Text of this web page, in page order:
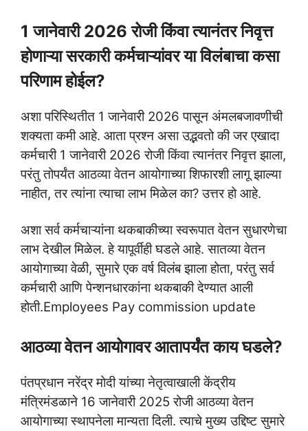
1 जानेवारी 2026 रोजी किंवा त्यानंतर निवृत्त
होणाऱ्या सरकारी कर्मचाऱ्यांवर या विलंबाचा कसा
परिणाम होईल?
अशा परिस्थितीत 1 जानेवारी 2026 पासून अंमलबजावणीची
शक्यता कमी आहे. आता प्रश्न असा उद्भवतो की जर एखादा
कर्मचारी 1 जानेवारी 2026 रोजी किंवा त्यानंतर निवृत्त झाला,
परंतु तोपर्यंत आठव्या वेतन आयोगाच्या शिफारशी लागू झाल्या
नाहीत, तर त्यांना त्याचा लाभ मिळेल का? उत्तर हो आहे.
अशा सर्व कर्मचाऱ्यांना थकबाकीच्या स्वरूपात वेतन सुधारणेचा
लाभ देखील मिळेल. हे यापूर्वीही घडले आहे. सातव्या वेतन
आयोगाच्या वेळी, सुमारे एक वर्ष विलंब झाला होता, परंतु सर्व
कर्मचारी आणि पेन्शनधारकांना थकबाकी देण्यात आली
होती.Employees Pay commission update
आठव्या वेतन आयोगावर आतापर्यंत काय घडले?
पंतप्रधान नरेंद्र मोदी यांच्या नेतृत्वाखाली केंद्रीय
मंत्रिमंडळाने 16 जानेवारी 2025 रोजी आठव्या वेतन
आयोगाच्या स्थापनेला मान्यता दिली. त्याचे मुख्य उद्दिष्ट सुमारे